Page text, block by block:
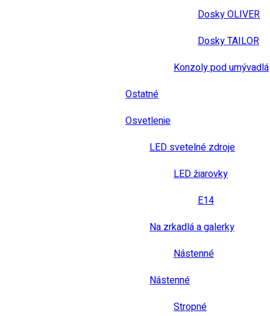
Dosky OLIVER
Dosky TAILOR
Konzoly pod umývadlá
Ostatné
Osvetlenie
LED svetelné zdroje
LED žiarovky
E14
Na zrkadlá a galerky
Nástenné
Nástenné
Stropné